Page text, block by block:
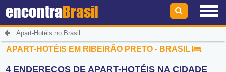
encontraBrasil
Apart-Hotéis no Brasil
APART-HOTÉIS EM RIBEIRÃO PRETO - BRASIL
4 ENDEREÇOS DE APART-HOTÉIS NA CIDADE